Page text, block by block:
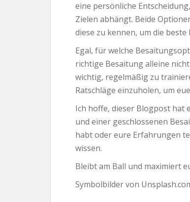
eine persönliche
Zielen abhängt. Beide
diese zu kennen, um die
Egal, für welche
richtige Besaitung alleine
wichtig, regelmäßig zu
Ratschläge einzuholen, um
Ich hoffe, dieser Blogpost hat
und einer geschlossenen
habt oder eure Erfahrungen
wissen.
Bleibt am Ball und maximiert
Symbolbilder von